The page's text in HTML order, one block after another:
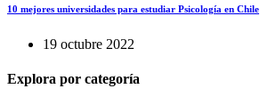
10 mejores universidades para estudiar Psicología en Chile
19 octubre 2022
Explora por categoría